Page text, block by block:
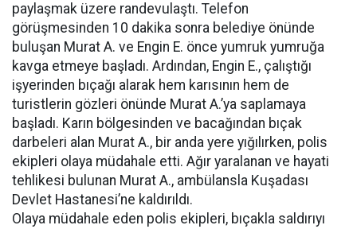
paylaşmak üzere randevulaştı. Telefon
görüşmesinden 10 dakika sonra belediye önünde
buluşan Murat A. ve Engin E. önce yumruk yumruğa
kavga etmeye başladı. Ardından, Engin E., çalıştığı
işyerinden bıçağı alarak hem karısının hem de
turistlerin gözleri önünde Murat A.’ya saplamaya
başladı. Karın bölgesinden ve bacağından bıçak
darbeleri alan Murat A., bir anda yere yığılırken, polis
ekipleri olaya müdahale etti. Ağır yaralanan ve hayati
tehlikesi bulunan Murat A., ambülansla Kuşadası
Devlet Hastanesi’ne kaldırıldı.
Olaya müdahale eden polis ekipleri, bıçakla saldırıyı